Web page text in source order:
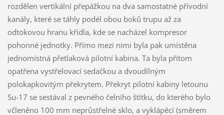
rozdělen vertikální přepážkou na dva samostatné přívodní
kanály, které se táhly podél obou boků trupu až za
odtokovou hranu křídla, kde se nacházel kompresor
pohonné jednotky. Přímo mezi nimi byla pak umístěna
jednomístná přetlaková pilotní kabina. Ta byla přitom
opatřena vystřelovací sedačkou a dvoudílným
polokapkovitým překrytem. Překryt pilotní kabiny letounu
Su-17 se sestával z pevného čelního štítku, do kterého bylo
včleněno 100 mm neprůstřelné sklo, a vyklápěcí (směrem